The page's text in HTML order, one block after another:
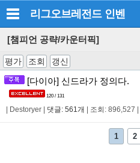
리그오브레전드 인벤
[챔피언 공략/카운터픽]
평가 조회 갱신
[다이아] 신드라가 정의다.
120 / 131
Destoryer 댓글: 561개 조회: 896,527
1 2